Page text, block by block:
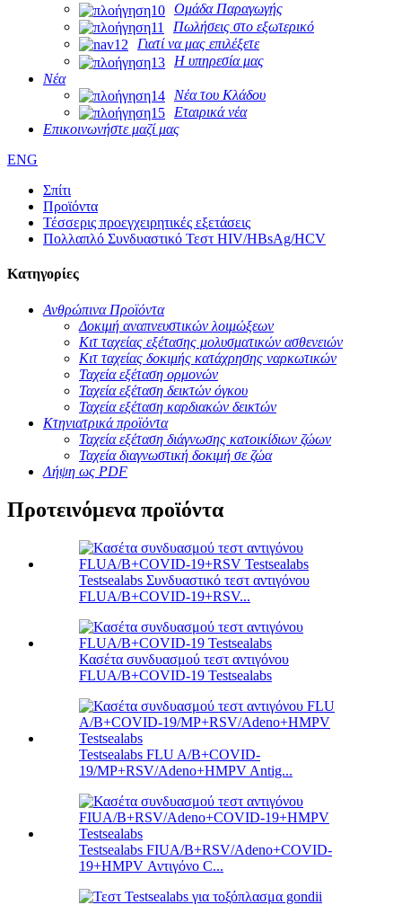
Ομάδα Παραγωγής
Πωλήσεις στο εξωτερικό
Γιατί να μας επιλέξετε
Η υπηρεσία μας
Νέα
Νέα του Κλάδου
Εταιρικά νέα
Επικοινωνήστε μαζί μας
ENG
Σπίτι
Προϊόντα
Τέσσερις προεγχειρητικές εξετάσεις
Πολλαπλό Συνδυαστικό Τεστ HIV/HBsAg/HCV
Κατηγορίες
Ανθρώπινα Προϊόντα
Δοκιμή αναπνευστικών λοιμώξεων
Κιτ ταχείας εξέτασης μολυσματικών ασθενειών
Κιτ ταχείας δοκιμής κατάχρησης ναρκωτικών
Ταχεία εξέταση ορμονών
Ταχεία εξέταση δεικτών όγκου
Ταχεία εξέταση καρδιακών δεικτών
Κτηνιατρικά προϊόντα
Ταχεία εξέταση διάγνωσης κατοικίδιων ζώων
Ταχεία διαγνωστική δοκιμή σε ζώα
Λήψη ως PDF
Προτεινόμενα προϊόντα
Testsealabs Συνδυαστικό τεστ αντιγόνου
FLUA/B+COVID-19+RSV...
Κασέτα συνδυασμού τεστ αντιγόνου
FLUA/B+COVID-19 Testsealabs
Testsealabs FLU A/B+COVID-
19/MP+RSV/Adeno+HMPV Antig...
Testsealabs FIUA/B+RSV/Adeno+COVID-
19+HMPV Αντιγόνο C...